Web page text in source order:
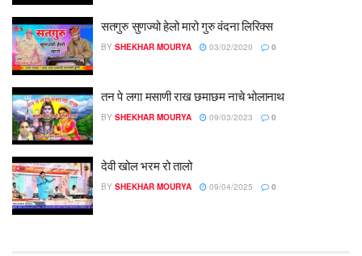
सतगुरु सुणज्यो हेलो मारो गुरु वंदना लिरिक्स
BY SHEKHAR MOURYA 03/02/2020 0
तन पे लगा मसाणी राख छमाछम नाचे भोलानाथ
BY SHEKHAR MOURYA 09/03/2023 0
देवी खोल भरम रो तालो
BY SHEKHAR MOURYA 09/04/2025 0